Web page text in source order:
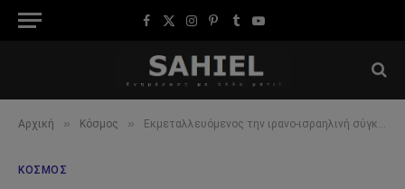
Facebook
X
Instagram
Pinterest
TumblrYouTube
Αρχική » Κόσμος » Εκμεταλλευόμενος την ιρανο-ισραηλινή σύγκρουση, ο Πούτιν έκανε κάτι σημαντικό, ενώ ο Ζελένσκι έχασε την υποστήριξη
ΚΌΣΜΟΣ